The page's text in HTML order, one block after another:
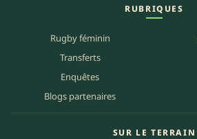
RUBRIQUES
Rugby féminin
Transferts
Enquêtes
Blogs partenaires
SUR LE TERRAIN